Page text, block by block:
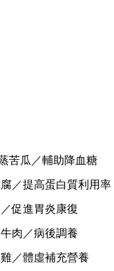
瓜／輔助降血糖
提高蛋白質利用率
促進胃炎康復
肉／病後調養
／體虛補充營養